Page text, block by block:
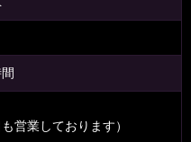
営業しております）